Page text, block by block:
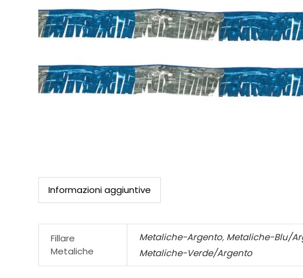
Informazioni aggiuntive
Fillare
Metaliche
Metaliche-Argento, Metaliche-Blu/
Metaliche-Verde/Argento